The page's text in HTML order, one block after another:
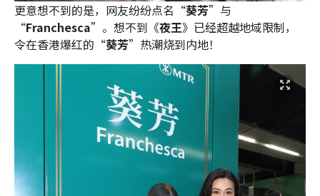
更意想不到的是，网友纷纷点名“葵芳”与
“Franchesca”。想不到《夜王》已经超越地域限制，
令在香港爆红的“葵芳”热潮烧到内地！